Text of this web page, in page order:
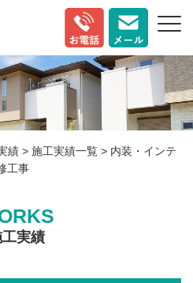
績 > 施工実績一覧 > 内装・インテ
工事
実績